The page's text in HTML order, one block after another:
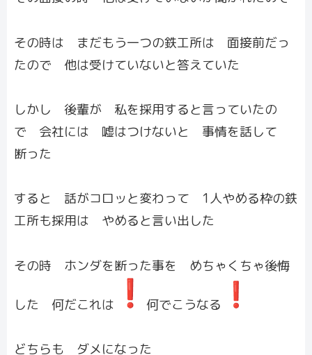
その時は まだもう一つの鉄工所は 面接前だっ
たので 他は受けていないと答えていた
しかし 後輩が 私を採用すると言っていたの
で 会社には 嘘はつけないと 事情を話して
断った
すると 話がコロッと変わって 1人やめる枠の鉄
工所も採用は やめると言い出した
その時 ホンダを断った事を めちゃくちゃ後悔
した 何だこれは ️何でこうなる
どちらも ダメになった